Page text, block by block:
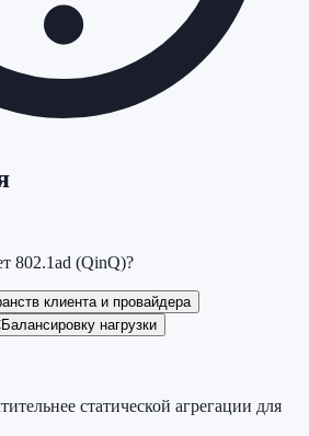
802.1ad (QinQ)?
клиента и провайдера
Балансировку нагрузки
статической агрегации для